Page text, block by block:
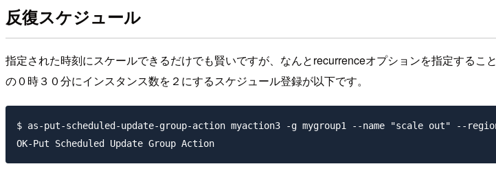
反復スケジュール
指定された時刻にスケールできるだけでも賢いですが、なんとrecurrenceオプションを指定する
の０時３０分にインスタンス数を２にするスケジュール登録が以下です。
$ as-put-scheduled-update-group-action myaction3 -g mygroup1 --name "scale out" --